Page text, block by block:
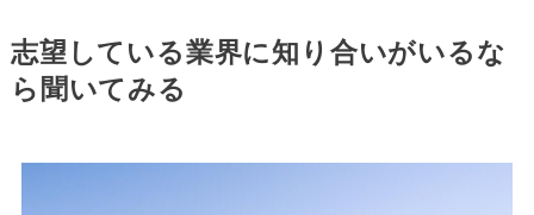
志望している業界に知り合いがいるな
ら聞いてみる